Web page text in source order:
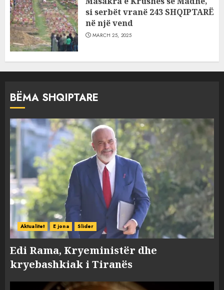
si serbët vranë 243 SHQIPTARË
në një vend
MARCH 25, 2025
BËMA SHQIPTARE
Aktualitet E jona Slider
Edi Rama, Kryeministër dhe
kryebashkiak i Tiranës